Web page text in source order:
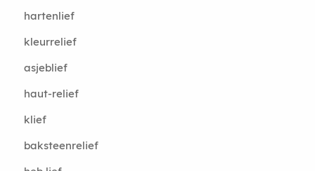
hartenlief
kleurrelief
asjeblief
haut-relief
klief
baksteenrelief